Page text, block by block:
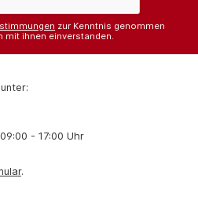
zur Kenntnis genommen
mit ihnen einverstanden.
- 17:00 Uhr
.